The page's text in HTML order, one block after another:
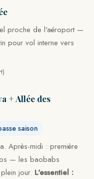
proche de l'aéroport —
pour vol interne vers
+ Allée des
saison
Après-midi : première
— les baobabs
jour. L'essentiel :